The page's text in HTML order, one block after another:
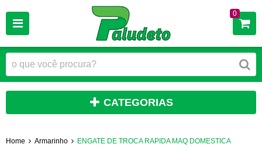
0
CATEGORIAS
Home Armarinho ENGATE DE TROCA RAPIDA MAQ DOMESTICA